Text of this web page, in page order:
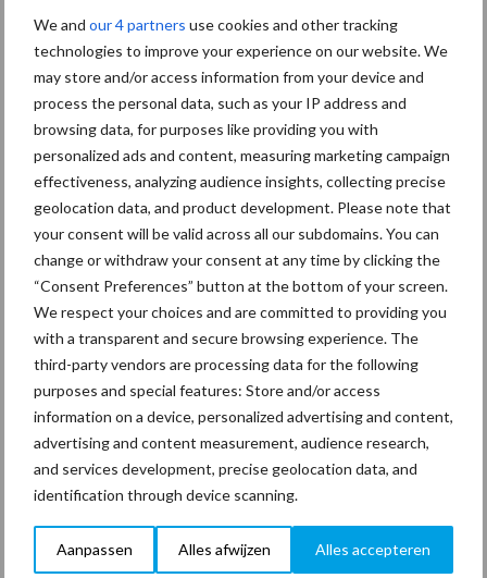
We and our 4 partners use cookies and other tracking
technologies to improve your experience on our website. We
may store and/or access information from your device and
process the personal data, such as your IP address and
browsing data, for purposes like providing you with
personalized ads and content, measuring marketing campaign
effectiveness, analyzing audience insights, collecting precise
geolocation data, and product development. Please note that
your consent will be valid across all our subdomains. You can
change or withdraw your consent at any time by clicking the
“Consent Preferences” button at the bottom of your screen.
We respect your choices and are committed to providing you
with a transparent and secure browsing experience. The
third-party vendors are processing data for the following
purposes and special features: Store and/or access
information on a device, personalized advertising and content,
advertising and content measurement, audience research,
and services development, precise geolocation data, and
identification through device scanning.
Aanpassen Alles afwijzen Alles accepteren
Primaire
Sidebar
Recent nieuws Partner nieuws
30 dec
Hervorming flexibele
arbeidscontracten kent mitsen en
maren
29 dec
Freddy van de Ridder Cleaners:
“Glazenwassen zit in m’n bloed,
maar innoveren is mijn toekomst”
24 dec
Friendship Sports Centre maakt
vrienden voor het leven
23 dec
Business Apps: breng rust in de
schoonmaakchaos